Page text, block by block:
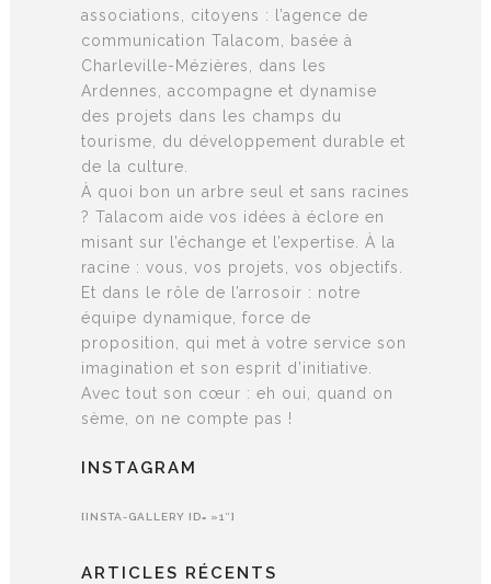
associations, citoyens : l’agence de
communication Talacom, basée à
Charleville-Mézières, dans les
Ardennes, accompagne et dynamise
des projets dans les champs du
tourisme, du développement durable et
de la culture.
À quoi bon un arbre seul et sans racines
? Talacom aide vos idées à éclore en
misant sur l’échange et l’expertise. À la
racine : vous, vos projets, vos objectifs.
Et dans le rôle de l’arrosoir : notre
équipe dynamique, force de
proposition, qui met à votre service son
imagination et son esprit d’initiative.
Avec tout son cœur : eh oui, quand on
sème, on ne compte pas !
INSTAGRAM
[INSTA-GALLERY ID= »1″]
ARTICLES RÉCENTS